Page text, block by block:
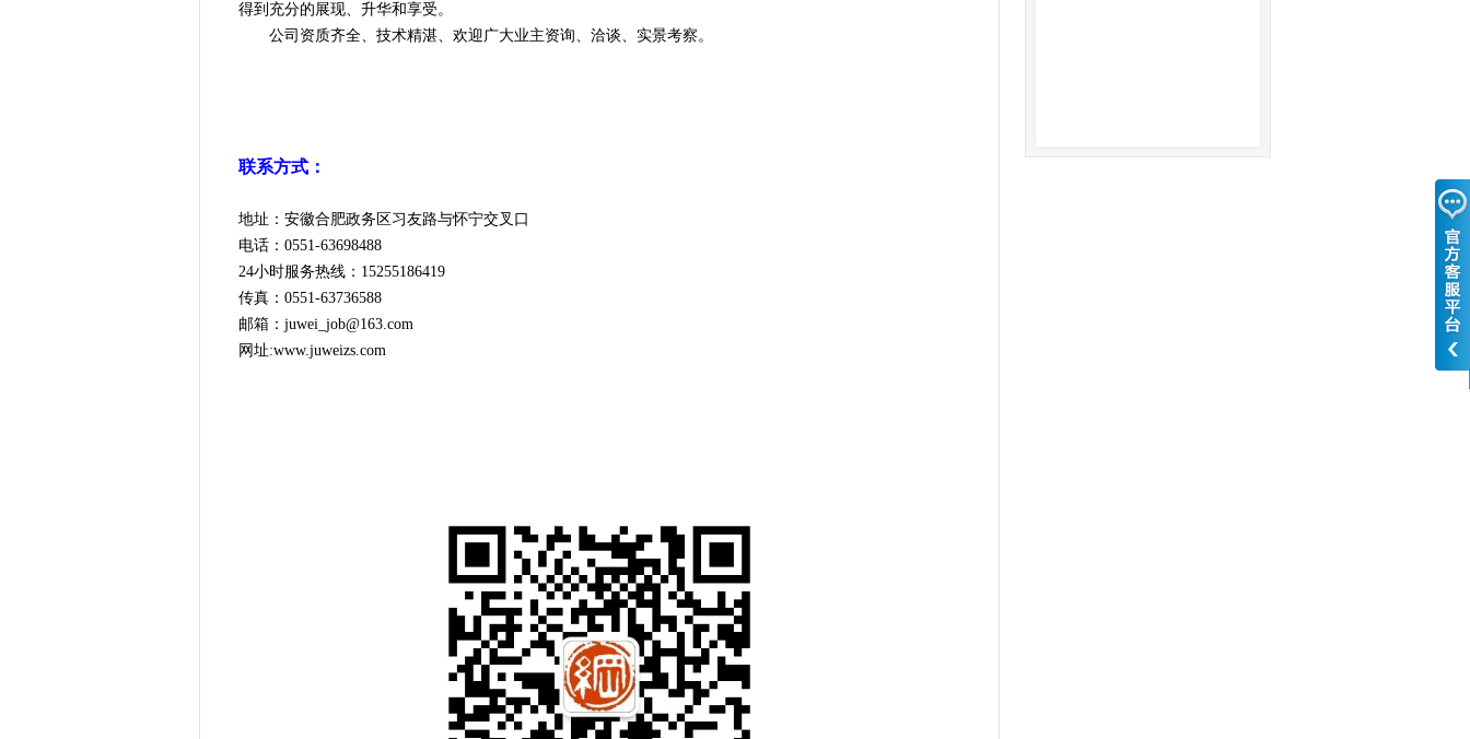
得到充分的展现、升华和享受。
公司资质齐全、技术精湛、欢迎广大业主资询、洽谈、实景考察。
联系方式：
地址：安徽合肥政务区习友路与怀宁交叉口
电话：0551-63698488
24小时服务热线：15255186419
传真：0551-63736588
邮箱： juwei_job@163.com
网址:www.juweizs.com